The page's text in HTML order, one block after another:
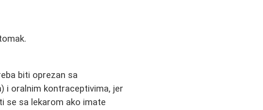
biti oprezan sa
i oralnim kontraceptivima, jer
se sa lekarom ako imate